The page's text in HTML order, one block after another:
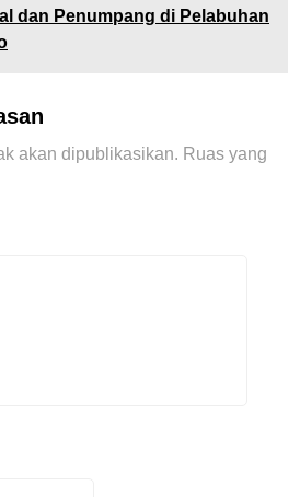
dan Penumpang di Pelabuhan
akan dipublikasikan. Ruas yang